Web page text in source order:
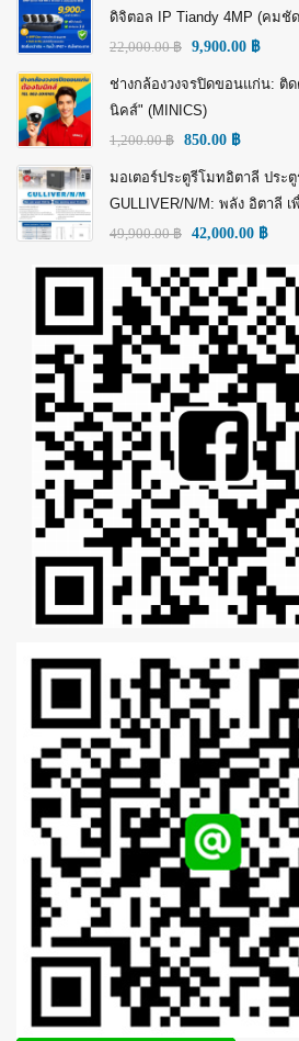
ดิจิตอล IP Tiandy 4MP (คมชั
22,000.00฿ 9,900.00 ฿
ช่างกล้องวงจรปิดขอนแก่น: ติ
นิคส์" (MINICS)
1,200.00฿ 850.00 ฿
มอเตอร์ประตูรีโมทอิตาลี ประ
GULLIVER/N/M: พลัง อิตาลี
49,900.00฿ 42,000.00 ฿